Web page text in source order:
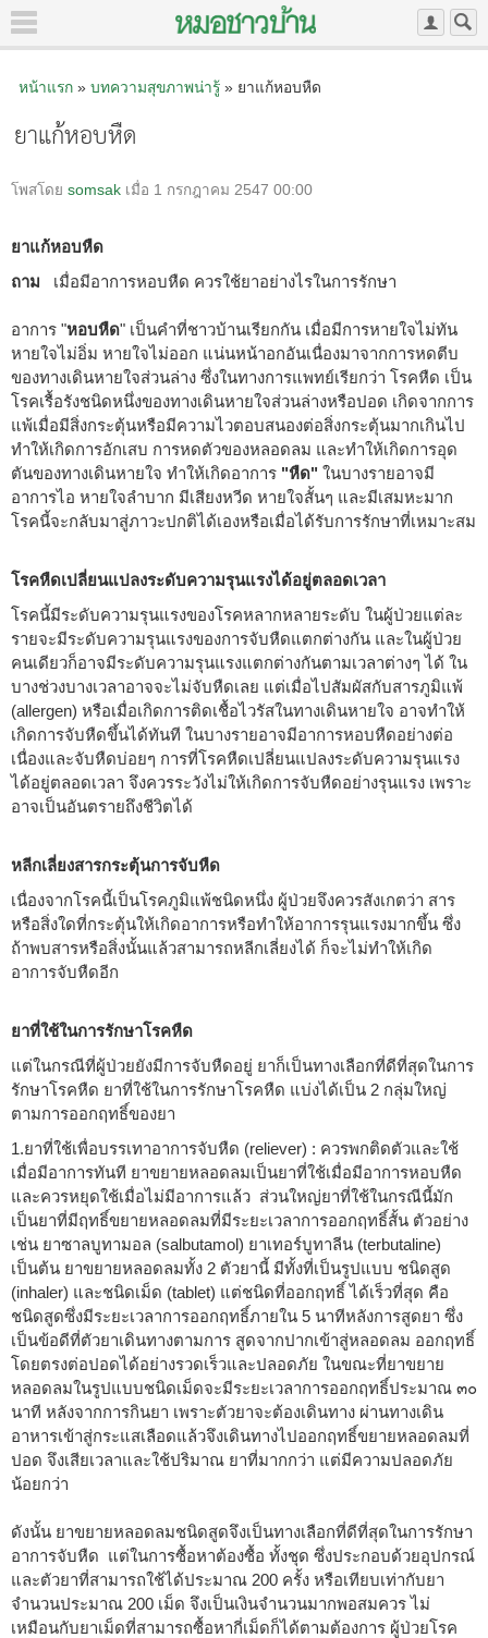
หน้าแรก» บทความสุขภาพน่ารู้» ยาแก้หอบหืด
ยาแก้หอบหืด
โพสโดย somsak เมื่อ 1 กรกฎาคม 2547 00:00
ยาแก้หอบหืด
ถาม เมื่อมีอาการหอบหืด ควรใช้ยาอย่างไรในการรักษา
อาการ "หอบหืด" เป็นคำที่ชาวบ้านเรียกกัน เมื่อมีการหายใจไม่ทัน
หายใจไม่อิ่ม หายใจไม่ออก แน่นหน้าอกอันเนื่องมาจากการหดตีบ
ของทางเดินหายใจส่วนล่าง ซึ่งในทางการแพทย์เรียกว่า โรคหืด เป็น
โรคเรื้อรังชนิดหนึ่งของทางเดินหายใจส่วนล่างหรือปอด เกิดจากการ
แพ้เมื่อมีสิ่งกระตุ้นหรือมีความไวตอบสนองต่อสิ่งกระตุ้นมากเกินไป
ทำให้เกิดการอักเสบ การหดตัวของหลอดลม และทำให้เกิดการอุด
ตันของทางเดินหายใจ ทำให้เกิดอาการ "หืด" ในบางรายอาจมี
อาการไอ หายใจลำบาก มีเสียงหวีด หายใจสั้นๆ และมีเสมหะมาก
โรคนี้จะกลับมาสู่ภาวะปกติได้เองหรือเมื่อได้รับการรักษาที่เหมาะสม
โรคหืดเปลี่ยนแปลงระดับความรุนแรงได้อยู่ตลอดเวลา
โรคนี้มีระดับความรุนแรงของโรคหลากหลายระดับ ในผู้ป่วยแต่ละ
รายจะมีระดับความรุนแรงของการจับหืดแตกต่างกัน และในผู้ป่วย
คนเดียวก็อาจมีระดับความรุนแรงแตกต่างกันตามเวลาต่างๆ ได้ ใน
บางช่วงบางเวลาอาจจะไม่จับหืดเลย แต่เมื่อไปสัมผัสกับสารภูมิแพ้
(allergen) หรือเมื่อเกิดการติดเชื้อไวรัสในทางเดินหายใจ อาจทำให้
เกิดการจับหืดขึ้นได้ทันที ในบางรายอาจมีอาการหอบหืดอย่างต่อ
เนื่องและจับหืดบ่อยๆ การที่โรคหืดเปลี่ยนแปลงระดับความรุนแรง
ได้อยู่ตลอดเวลา จึงควรระวังไม่ให้เกิดการจับหืดอย่างรุนแรง เพราะ
อาจเป็นอันตรายถึงชีวิตได้
หลีกเลี่ยงสารกระตุ้นการจับหืด
เนื่องจากโรคนี้เป็นโรคภูมิแพ้ชนิดหนึ่ง ผู้ป่วยจึงควรสังเกตว่า สาร
หรือสิ่งใดที่กระตุ้นให้เกิดอาการหรือทำให้อาการรุนแรงมากขึ้น ซึ่ง
ถ้าพบสารหรือสิ่งนั้นแล้วสามารถหลีกเลี่ยงได้ ก็จะไม่ทำให้เกิด
อาการจับหืดอีก
ยาที่ใช้ในการรักษาโรคหืด
แต่ในกรณีที่ผู้ป่วยยังมีการจับหืดอยู่ ยาก็เป็นทางเลือกที่ดีที่สุดในการ
รักษาโรคหืด ยาที่ใช้ในการรักษาโรคหืด แบ่งได้เป็น 2 กลุ่มใหญ่
ตามการออกฤทธิ์ของยา
1.ยาที่ใช้เพื่อบรรเทาอาการจับหืด (reliever) : ควรพกติดตัวและใช้
เมื่อมีอาการทันที ยาขยายหลอดลมเป็นยาที่ใช้เมื่อมีอาการหอบหืด
และควรหยุดใช้เมื่อไม่มีอาการแล้ว ส่วนใหญ่ยาที่ใช้ในกรณีนี้มัก
เป็นยาที่มีฤทธิ์ขยายหลอดลมที่มีระยะเวลาการออกฤทธิ์สั้น ตัวอย่าง
เช่น ยาซาลบูทามอล (salbutamol) ยาเทอร์บูทาลีน (terbutaline)
เป็นต้น ยาขยายหลอดลมทั้ง 2 ตัวยานี้ มีทั้งที่เป็นรูปแบบ ชนิดสูด
(inhaler) และชนิดเม็ด (tablet) แต่ชนิดที่ออกฤทธิ์ ได้เร็วที่สุด คือ
ชนิดสูดซึ่งมีระยะเวลาการออกฤทธิ์ภายใน 5 นาทีหลังการสูดยา ซึ่ง
เป็นข้อดีที่ตัวยาเดินทางตามการ สูดจากปากเข้าสู่หลอดลม ออกฤทธิ์
โดยตรงต่อปอดได้อย่างรวดเร็วและปลอดภัย ในขณะที่ยาขยาย
หลอดลมในรูปแบบชนิดเม็ดจะมีระยะเวลาการออกฤทธิ์ประมาณ ๓๐
นาที หลังจากการกินยา เพราะตัวยาจะต้องเดินทาง ผ่านทางเดิน
อาหารเข้าสู่กระแสเลือดแล้วจึงเดินทางไปออกฤทธิ์ขยายหลอดลมที่
ปอด จึงเสียเวลาและใช้ปริมาณ ยาที่มากกว่า แต่มีความปลอดภัย
น้อยกว่า
ดังนั้น ยาขยายหลอดลมชนิดสูดจึงเป็นทางเลือกที่ดีที่สุดในการรักษา
อาการจับหืด แต่ในการซื้อหาต้องซื้อ ทั้งชุด ซึ่งประกอบด้วยอุปกรณ์
และตัวยาที่สามารถใช้ได้ประมาณ 200 ครั้ง หรือเทียบเท่ากับยา
จำนวนประมาณ 200 เม็ด จึงเป็นเงินจำนวนมากพอสมควร ไม่
เหมือนกับยาเม็ดที่สามารถซื้อหากี่เม็ดก็ได้ตามต้องการ ผู้ป่วยโรค